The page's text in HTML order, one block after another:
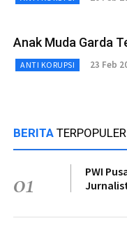
Anak Muda Garda
ANTI KORUPSI 23 Feb
BERITA TERPOPULER
01
PWI